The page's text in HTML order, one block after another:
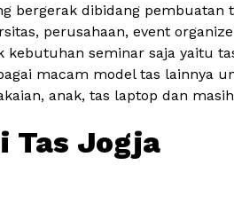
bergerak dibidang
perusahaan, event
seminar saja yaitu
macam model tas lainnya
anak, tas laptop dan
Tas Jogja